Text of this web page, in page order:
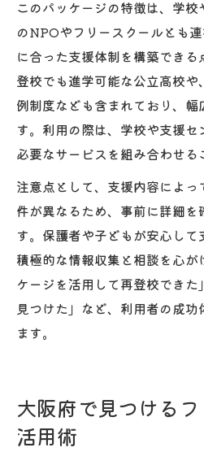
このパッケージの特徴は、学
のNPOやフリースクールとも
に合った支援体制を構築でき
登校でも進学可能な公立高校
例制度なども含まれており、
す。利用の際は、学校や支援セ
必要なサービスを組み合わせる
注意点として、支援内容によ
件が異なるため、事前に詳細
す。保護者や子どもが安心して
積極的な情報収集と相談を心が
ケージを活用して再登校でき
見つけた」など、利用者の成
ます。
大阪府で見つける
活用術